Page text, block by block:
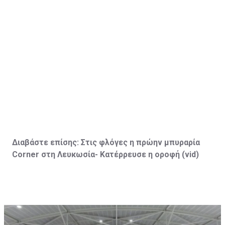
Διαβάστε επίσης: Στις φλόγες η πρώην μπυραρία
Corner στη Λευκωσία- Κατέρρευσε η οροφή (vid )